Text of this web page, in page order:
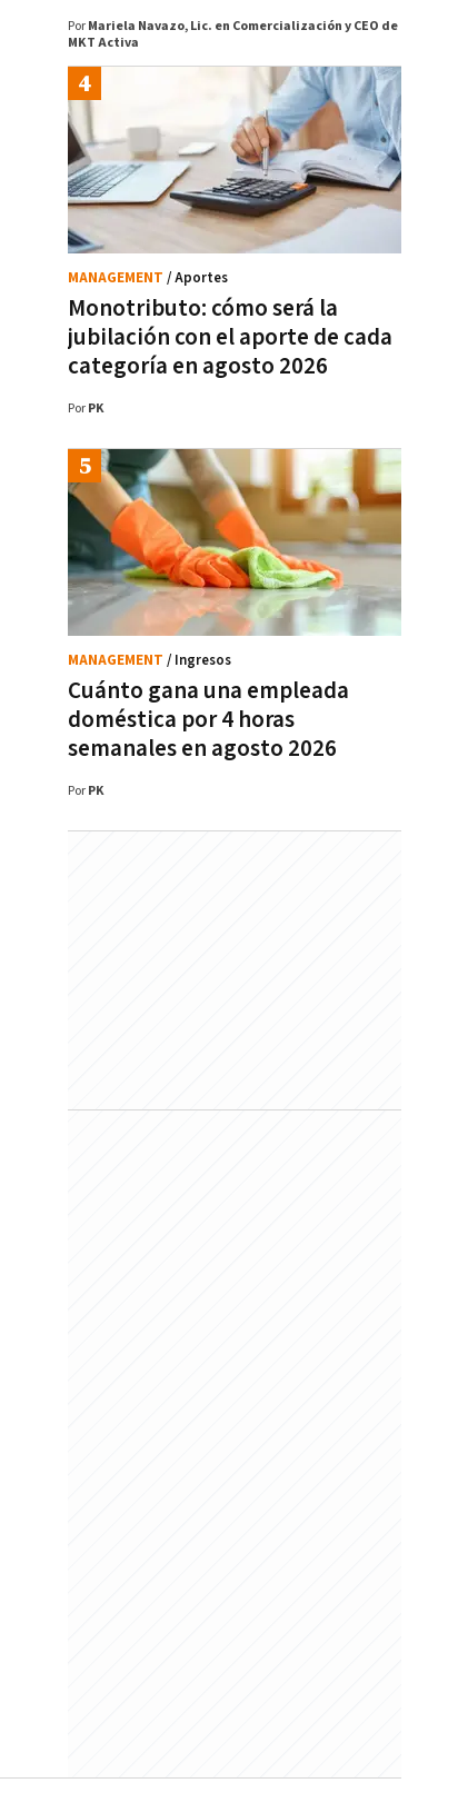
Por Mariela Navazo, Lic. en Comercialización y CEO de
MKT Activa
Monotributo: cómo será la
jubilación con el aporte de cada
categoría en agosto 2026
MANAGEMENT / Aportes
Por PK
Cuánto gana una empleada
doméstica por 4 horas
semanales en agosto 2026
MANAGEMENT / Ingresos
Por PK